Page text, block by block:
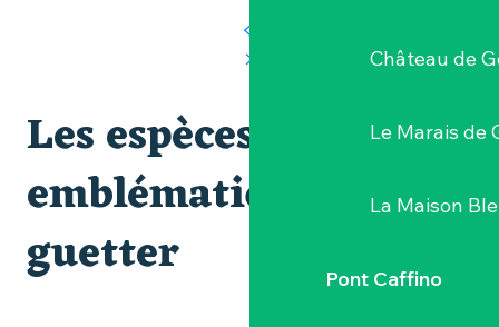
Château de
Le Marais de
La Maison
Pont Caffino
Les espèces
emblématiques à
guetter